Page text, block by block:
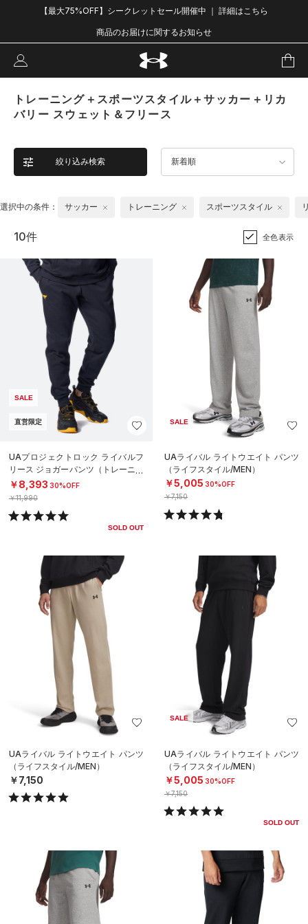
【最大75%OFF】シークレットセール開催中 ｜ 詳細はこちら
商品のお届けに関するお知らせ
トレーニング＋スポーツスタイル＋サッカー＋リカ
バリー スウェット＆フリース
絞り込み検索 新着順
選択中の条件： サッカー トレーニング スポーツスタイル
10件 全色表示
SALE
直営限定
UAプロジェクトロック ライバルフ
リース ジョガーパンツ（トレーニン
グ/MEN）
￥8,393 30%OFF
￥11,990
SOLD OUT
SALE
UAライバル ライトウエイト パンツ
（ライフスタイル/MEN）
￥5,005 30%OFF
￥7,150
UAライバル ライトウエイト パンツ
（ライフスタイル/MEN）
￥7,150
SALE
UAライバル ライトウエイト パンツ
（ライフスタイル/MEN）
￥5,005 30%OFF
￥7,150
SOLD OUT